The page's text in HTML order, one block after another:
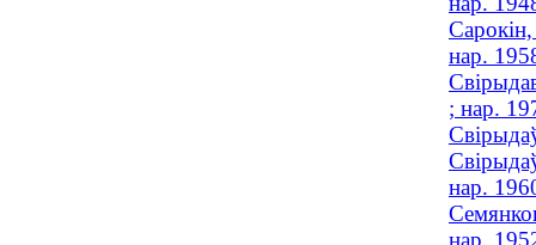
нар.
; нар.
нар.